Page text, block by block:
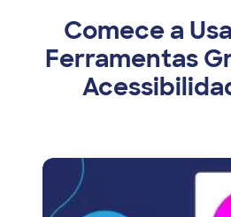
Comece a
Ferramentas
Image